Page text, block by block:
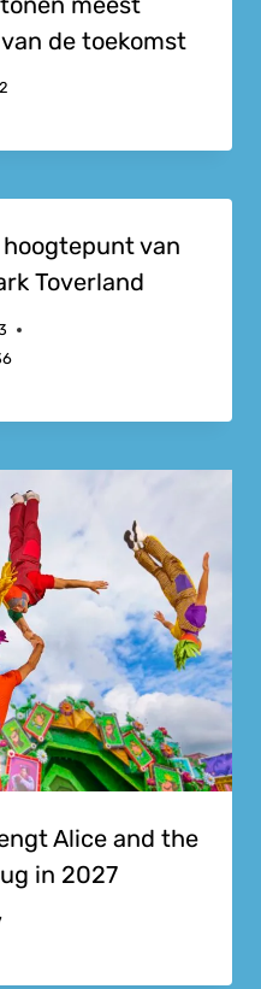
de toekomst
van
Toverland
Alice and the
in 2027